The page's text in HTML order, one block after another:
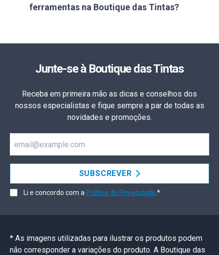
ferramentas na Boutique das Tintas?
Junte-se à Boutique das Tintas
Receba em primeira mão as dicas e conselhos dos
nossos especialistas e fique sempre a par de todas as
novidades e promoções.
SUBSCREVER
Li e concordo com a Política de Privacidade .*
* As imagens utilizadas para ilustrar os produtos podem
não corresponder a variações do produto. A Boutique das